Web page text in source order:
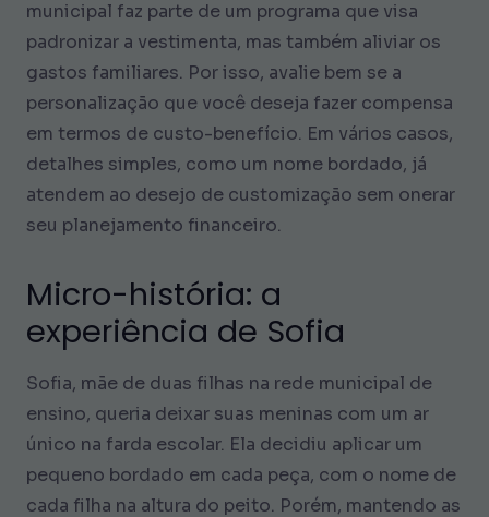
municipal faz parte de um programa que visa
padronizar a vestimenta, mas também aliviar os
gastos familiares. Por isso, avalie bem se a
personalização que você deseja fazer compensa
em termos de custo-benefício. Em vários casos,
detalhes simples, como um nome bordado, já
atendem ao desejo de customização sem onerar
seu planejamento financeiro.
Micro-história: a
experiência de Sofia
Sofia, mãe de duas filhas na rede municipal de
ensino, queria deixar suas meninas com um ar
único na farda escolar. Ela decidiu aplicar um
pequeno bordado em cada peça, com o nome de
cada filha na altura do peito. Porém, mantendo as